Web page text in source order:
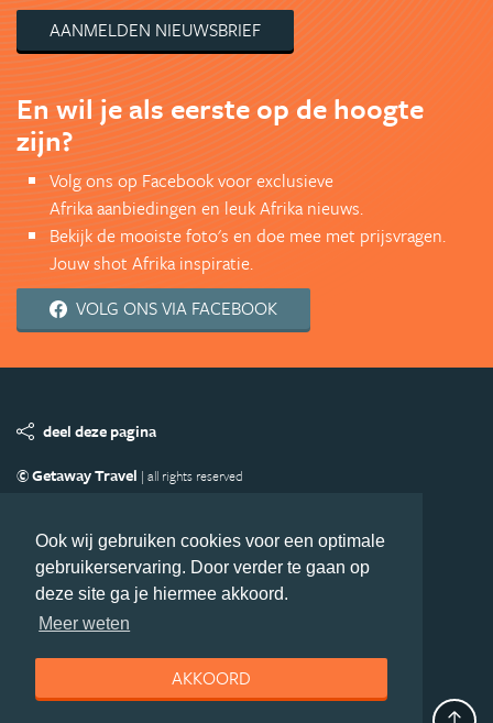
Ook wij gebruiken cookies voor een optimale
gebruikerservaring. Door verder te gaan op
deze site ga je hiermee akkoord.
Meer weten
AKKOORD
AANMELDEN NIEUWSBRIEF
En wil je als eerste op de hoogte
zijn?
Volg ons op Facebook voor exclusieve
Afrika aanbiedingen en leuk Afrika nieuws.
Bekijk de mooiste foto's en doe mee met prijsvragen.
Jouw shot Afrika inspiratie.
VOLG ONS VIA FACEBOOK
deel deze pagina
© Getaway Travel | all rights reserved
Copyright
Privacy statement Disclaimer
Cookies
Volg Afrika.nl
Nieuwsbrief
Facebook